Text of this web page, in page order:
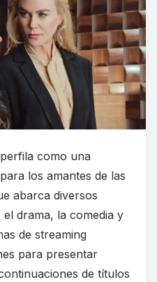
como una
los amantes de las
abarca diversos
drama, la comedia y
de streaming
para presentar
de títulos